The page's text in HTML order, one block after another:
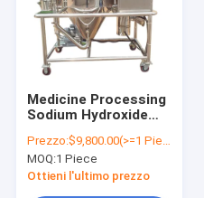
Chi siamo
Contattaci
Essiccatore centrifugo
Medicine Processing
Sodium Hydroxide
Jaggery Powder
Dryer Bentonite
Jaggery Powder
Prezzo:$9,800.00(>=1 Pieces)
MOQ:1 Piece
Ottieni l'ultimo prezzo